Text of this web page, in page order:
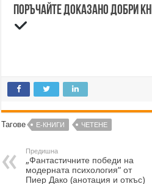
Поръчайте доказано добри
Тагове Е-КНИГИ ЧЕТЕНЕ
Предишна
„Фантастичните победи на
модерната психология“ от
Пиер Дако (анотация и откъс)